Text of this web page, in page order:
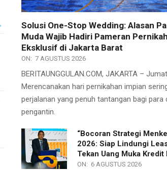
Solusi One-Stop Wedding: Alasan
Muda Wajib Hadiri Pameran
Eksklusif di Jakarta Barat
ON: 7 AGUSTUS 2026
BERITAUNGGULAN.COM, JAKARTA –
Merencanakan hari pernikahan impian
perjalanan yang penuh tantangan bagi para
pengantin.
“Bocoran Strategi
2026: Siap Lindungi
Tekan Uang Muka Kredit
ON: 6 AGUSTUS 2026